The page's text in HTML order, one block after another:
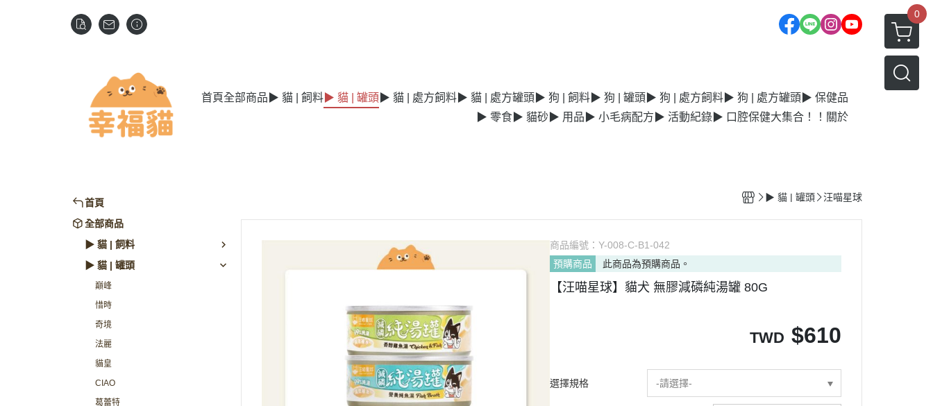
0
首頁全部商品 ▶ 貓 | 飼料 ▶ 貓 | 罐頭 ▶ 貓 | 處方飼料 ▶ 貓 | 處方罐頭 ▶ 狗 | 飼料 ▶ 狗 | 罐頭 ▶ 狗 | 處方飼料 ▶ 狗 | 處方罐頭 ▶ 保健品
▶ 零食 ▶ 貓砂 ▶ 用品 ▶ 小毛病配方 ▶ 活動紀錄 ▶ 口腔保健大集合！！ 關於
首頁
全部商品
▶ 貓 | 飼料
▶ 貓 | 罐頭
巔峰
惜時
奇境
法麗
貓皇
CIAO
葛蕾特
▶ 貓 | 罐頭 汪喵星球
商品編號：Y-008-C-B1-042
預購商品
此商品為預購商品。
【汪喵星球】貓犬 無膠減磷純湯罐 80G
TWD $610
選擇規格 -請選擇-